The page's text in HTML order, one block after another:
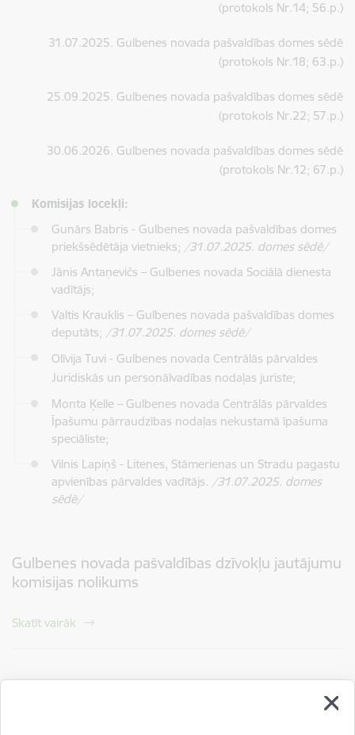
(protokols Nr.14; 56.p.)
31.07.2025. Gulbenes novada pašvaldības domes sēdē
(protokols Nr.18; 63.p.)
25.09.2025. Gulbenes novada pašvaldības domes sēdē
(protokols Nr.22; 57.p.)
30.06.2026. Gulbenes novada pašvaldības domes sēdē
(protokols Nr.12; 67.p.)
Komisijas locekļi:
Gunārs Babris - Gulbenes novada pašvaldības domes
priekšsēdētāja vietnieks; /31.07.2025. domes sēdē/
Jānis Antaņevičs – Gulbenes novada Sociālā dienesta
vadītājs;
Valtis Krauklis – Gulbenes novada pašvaldības domes
deputāts; /31.07.2025. domes sēdē/
Olīvija Tuvi - Gulbenes novada Centrālās pārvaldes
Juridiskās un personālvadības nodaļas juriste;
Monta Ķelle – Gulbenes novada Centrālās pārvaldes
Īpašumu pārraudzības nodaļas nekustamā īpašuma
speciāliste;
Vilnis Lapiņš - Litenes, Stāmerienas un Stradu pagastu
apvienības pārvaldes vadītājs. /31.07.2025. domes
sēdē/
Gulbenes novada pašvaldības dzīvokļu jautājumu
komisijas nolikums
Skatīt vairāk